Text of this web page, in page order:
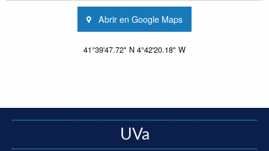
Abrir en Google Maps
41°39'47.72" N 4°42'20.18" W
UVa